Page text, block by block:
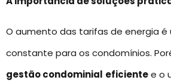
O aumento das tarifas de energia é
constante para os condomínios.
gestão condominial eficientee o